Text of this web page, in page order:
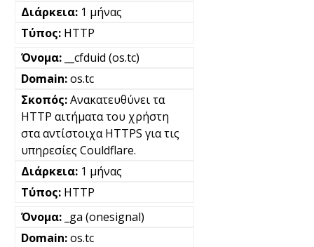
1 μήνας
HTTP
__cfduid (os.tc)
os.tc
Ανακατευθύνει τα
HTTP αιτήματα του χρήστη
στα αντίστοιχα HTTPS για τις
υπηρεσίες Couldflare.
1 μήνας
HTTP
_ga (onesignal)
os.tc